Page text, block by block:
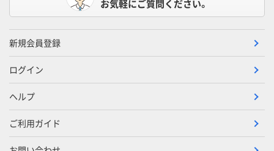
お気軽にご質問ください。
新規会員登録
ログイン
ヘルプ
ご利用ガイド